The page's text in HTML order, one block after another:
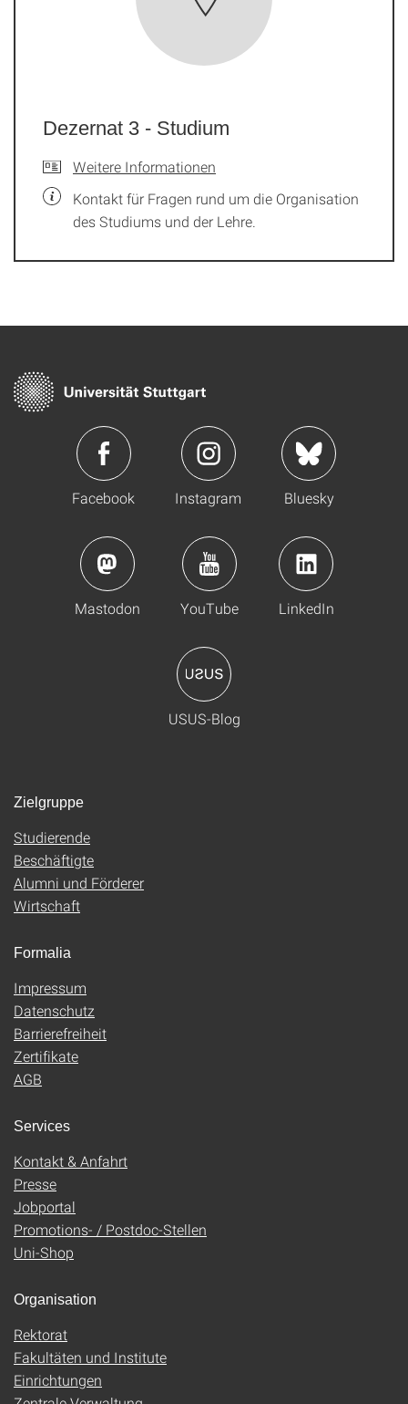
Dezernat 3 - Studium
Weitere Informationen
Kontakt für Fragen rund um die Organisation
des Studiums und der Lehre.
Facebook Instagram Bluesky
Mastodon YouTube LinkedIn
USUS-Blog
Zielgruppe
Studierende
Beschäftigte
Alumni und Förderer
Wirtschaft
Formalia
Impressum
Datenschutz
Barrierefreiheit
Zertifikate
AGB
Services
Kontakt & Anfahrt
Presse
Jobportal
Promotions- / Postdoc-Stellen
Uni-Shop
Organisation
Rektorat
Fakultäten und Institute
Einrichtungen